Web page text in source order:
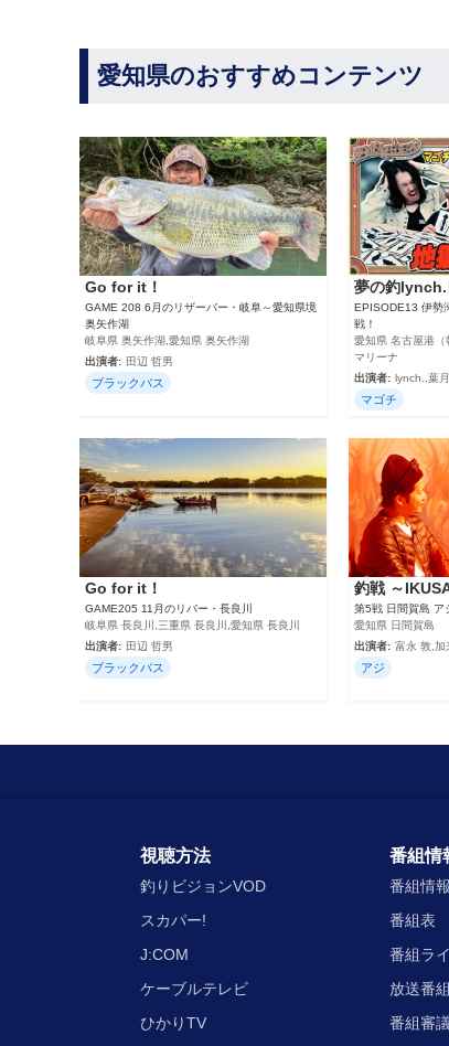
愛知県のおすすめコンテンツ
Go for it！
GAME 208 6月のリザーバー・岐阜～愛知県境
奥矢作湖
岐阜県 奥矢作湖,愛知県 奥矢作湖
出演者: 田辺 哲男
ブラックバス
夢の釣lynch.
EPISODE13 伊勢
戦！
愛知県 名古屋港
マリーナ
出演者: lynch.,葉
マゴチ
Go for it！
GAME205 11月のリバー・長良川
岐阜県 長良川,三重県 長良川,愛知県 長良川
出演者: 田辺 哲男
ブラックバス
釣戦 ～
第5戦 日間賀島 ア
愛知県 日間賀島
出演者: 富永 敦,加
アジ
視聴方法
釣りビジョンVOD
スカパー!
J:COM
ケーブルテレビ
ひかりTV
番組情
番組情報
番組表
番組ラ
放送番
番組審